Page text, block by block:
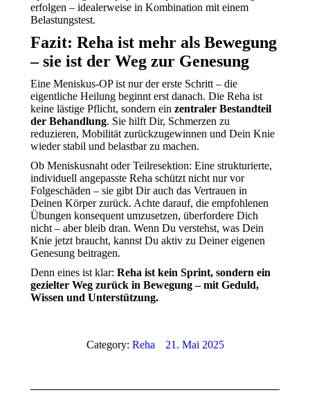
erfolgen – idealerweise in Kombination mit einem
Belastungstest.
Fazit: Reha ist mehr als Bewegung
– sie ist der Weg zur Genesung
Eine Meniskus-OP ist nur der erste Schritt – die
eigentliche Heilung beginnt erst danach. Die Reha ist
keine lästige Pflicht, sondern ein zentraler Bestandteil
der Behandlung. Sie hilft Dir, Schmerzen zu
reduzieren, Mobilität zurückzugewinnen und Dein Knie
wieder stabil und belastbar zu machen.
Ob Meniskusnaht oder Teilresektion: Eine strukturierte,
individuell angepasste Reha schützt nicht nur vor
Folgeschäden – sie gibt Dir auch das Vertrauen in
Deinen Körper zurück. Achte darauf, die empfohlenen
Übungen konsequent umzusetzen, überfordere Dich
nicht – aber bleib dran. Wenn Du verstehst, was Dein
Knie jetzt braucht, kannst Du aktiv zu Deiner eigenen
Genesung beitragen.
Denn eines ist klar: Reha ist kein Sprint, sondern ein
gezielter Weg zurück in Bewegung – mit Geduld,
Wissen und Unterstützung.
Category: Reha 21. Mai 2025